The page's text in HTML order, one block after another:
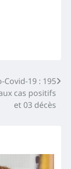
Covid-19 : 195
cas positifs
et 03 décès